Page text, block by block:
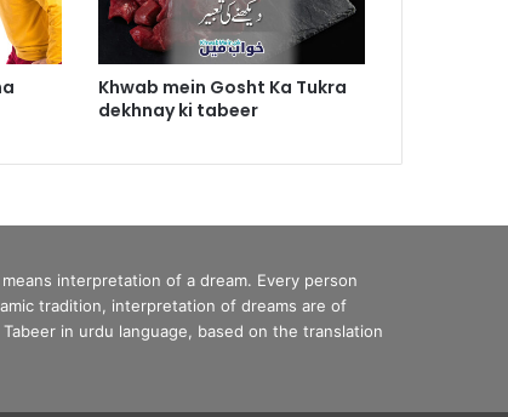
Khwab mein Gosht Ka Tukra
dekhnay ki tabeer
interpretation of a dream. Every person
tradition, interpretation of dreams are of
in urdu language, based on the translation